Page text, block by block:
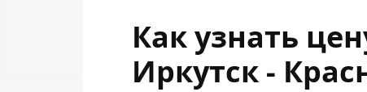
Как узнать
Иркутск -